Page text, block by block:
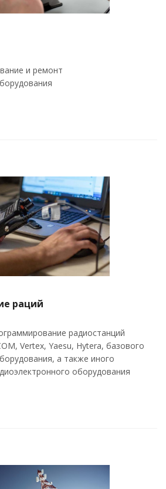
и ремонт
раций
радиостанций
Vertex, Yaesu, Hytera, базового
а также иного
оборудования